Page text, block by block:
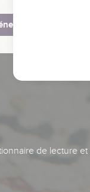
de lecture